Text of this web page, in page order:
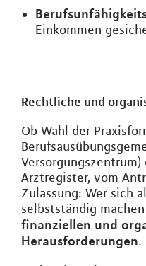
Einkommen
Rechtliche und
Ob Wahl der
Arztregister, vom
Zulassung: Wer sich
selbstständig
finanziellen und
Herausforderungen.